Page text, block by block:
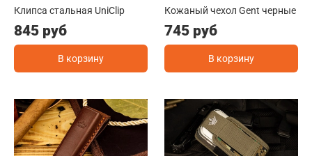
Клипса стальная UniClip
845 руб
В корзину
Кожаный чехол Gent черные
745 руб
В корзину